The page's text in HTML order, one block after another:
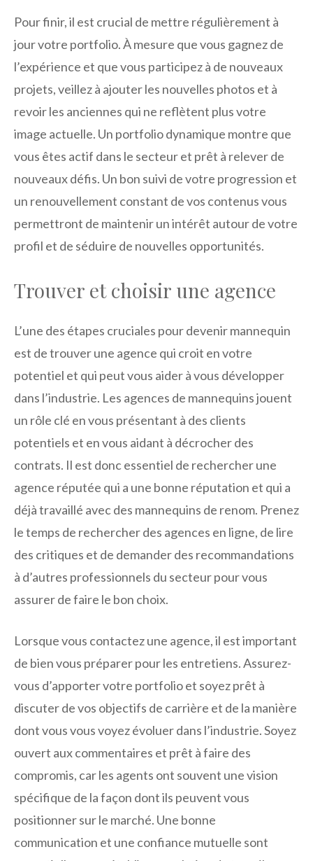
Pour finir, il est crucial de mettre régulièrement à
jour votre portfolio. À mesure que vous gagnez de
l’expérience et que vous participez à de nouveaux
projets, veillez à ajouter les nouvelles photos et à
revoir les anciennes qui ne reflètent plus votre
image actuelle. Un portfolio dynamique montre que
vous êtes actif dans le secteur et prêt à relever de
nouveaux défis. Un bon suivi de votre progression et
un renouvellement constant de vos contenus vous
permettront de maintenir un intérêt autour de votre
profil et de séduire de nouvelles opportunités.
Trouver et choisir une agence
L’une des étapes cruciales pour devenir mannequin
est de trouver une agence qui croit en votre
potentiel et qui peut vous aider à vous développer
dans l’industrie. Les agences de mannequins jouent
un rôle clé en vous présentant à des clients
potentiels et en vous aidant à décrocher des
contrats. Il est donc essentiel de rechercher une
agence réputée qui a une bonne réputation et qui a
déjà travaillé avec des mannequins de renom. Prenez
le temps de rechercher des agences en ligne, de lire
des critiques et de demander des recommandations
à d’autres professionnels du secteur pour vous
assurer de faire le bon choix.
Lorsque vous contactez une agence, il est important
de bien vous préparer pour les entretiens. Assurez-
vous d’apporter votre portfolio et soyez prêt à
discuter de vos objectifs de carrière et de la manière
dont vous vous voyez évoluer dans l’industrie. Soyez
ouvert aux commentaires et prêt à faire des
compromis, car les agents ont souvent une vision
spécifique de la façon dont ils peuvent vous
positionner sur le marché. Une bonne
communication et une confiance mutuelle sont